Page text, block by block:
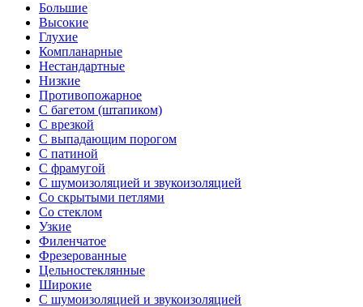
Большие
Высокие
Глухие
Компланарные
Нестандартные
Низкие
Противопожарное
С багетом (штапиком)
С врезкой
С выпадающим порогом
С патиной
С фрамугой
С шумоизоляцией и звукоизоляцией
Со скрытыми петлями
Со стеклом
Узкие
Филенчатое
Фрезерованные
Цельностеклянные
Широкие
С шумоизоляцией и звукоизоляцией